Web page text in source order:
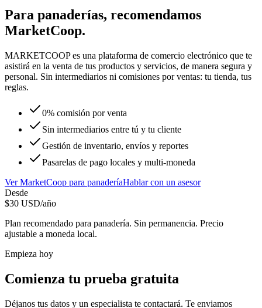
Para panaderías, recomendamos
MarketCoop.
MARKETCOOP es una plataforma de comercio electrónico que te
asistirá en la venta de tus productos y servicios, de manera segura y
personal. Sin intermediarios ni comisiones por ventas: tu tienda, tus
reglas.
0% comisión por venta
Sin intermediarios entre tú y tu cliente
Gestión de inventario, envíos y reportes
Pasarelas de pago locales y multi-moneda
VerMarketCoop para panaderíaHablar con un asesor
Desde
$30 USD/año
Plan recomendado para panadería. Sin permanencia. Precio
ajustable a moneda local.
Empieza hoy
Comienza tu prueba gratuita
Déjanos tus datos y un especialista te contactará. Te enviamos